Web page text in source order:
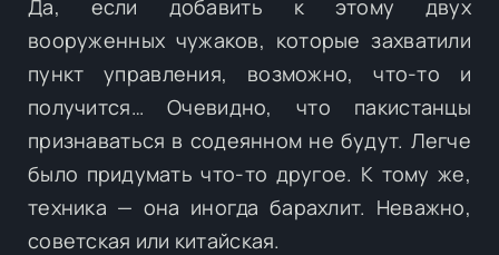
Да, если добавить к этому двух
вооруженных чужаков, которые захватили
пункт управления, возможно, что-то и
получится… Очевидно, что пакистанцы
признаваться в содеянном не будут. Легче
было придумать что-то другое. К тому же,
техника — она иногда барахлит. Неважно,
советская или китайская.